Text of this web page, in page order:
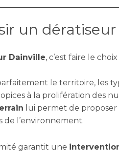
un dératiseur
Dainville, c’est faire le
le territoire, les
à la prolifération des
lui permet de
de l’environnement.
garantit une